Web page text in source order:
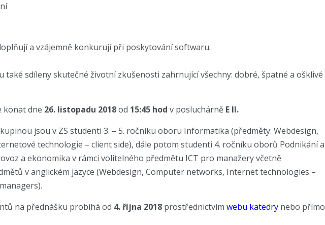
a vzájemně konkurují při poskytování softwaru.
také sdíleny skutečné životní zkušenosti zahrnující všechny: dobré, špatné a ošklivé
konat dne 26. listopadu 2018od 15:45 hod v posluchárně E II.
jsou v ZS studenti 3. – 5. ročníku oboru Informatika (předměty: Webdesign,
technologie – client side), dále potom studenti 4. ročníku oborů Podnikání a
a ekonomika v rámci volitelného předmětu ICT pro manažery včetně
v anglickém jazyce (Webdesign, Computer networks, Internet technologies –
na přednášku probíhá od 4. října 2018 prostřednictvím webu katedry nebo přímo